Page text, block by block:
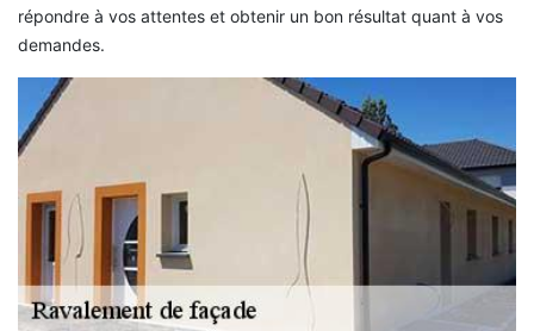
répondre à vos attentes et obtenir un bon résultat quant à vos
demandes.